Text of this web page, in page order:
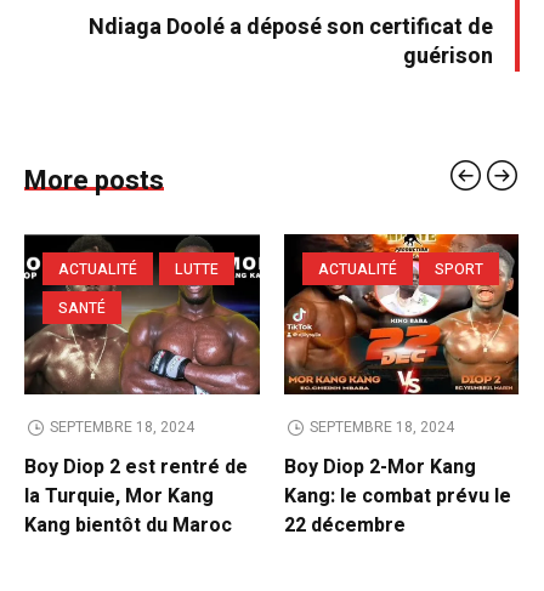
Ndiaga Doolé a déposé son certificat de
guérison
More posts
ACTUALITÉ
LUTTE
SANTÉ
SEPTEMBRE 18, 2024
Boy Diop 2 est rentré de
la Turquie, Mor Kang
Kang bientôt du Maroc
ACTUALITÉ SPORT
SEPTEMBRE 18, 2024
Boy Diop 2-Mor Kang
Kang: le combat prévu le
22 décembre